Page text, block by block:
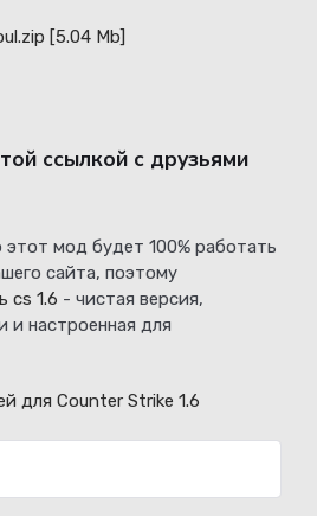
[5.04 Mb]
ссылкой с друзьями
мод будет 100% работать
сайта, поэтому
cs 1.6 - чистая версия,
и настроенная для
для Counter Strike 1.6